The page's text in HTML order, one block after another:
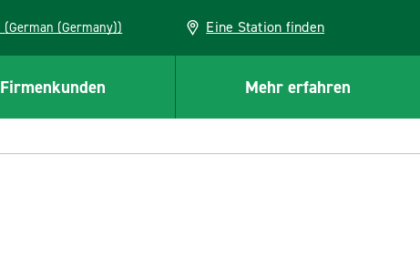
DEU (German (Germany)) Eine Station finden
Firmenkunden Mehr erfahren